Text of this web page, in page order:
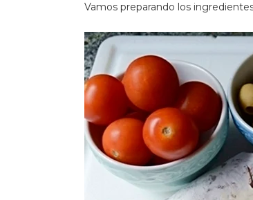
Vamos preparando los